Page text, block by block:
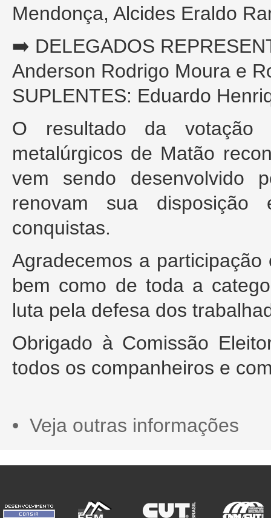
Mendonça, Alcides Eraldo
➡️ DELEGADOS
Anderson Rodrigo Moura e
SUPLENTES: Eduardo
O resultado da votação
metalúrgicos de Matão
vem sendo desenvolvido
renovam sua
conquistas.
Agradecemos a
bem como de toda a
luta pela defesa dos
Obrigado à Comissão
todos os companheiros e
• Veja outras informações